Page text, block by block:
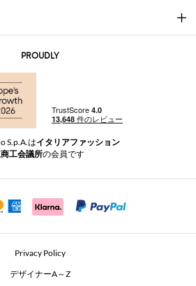
PROUDLY
S.p.A.はイタリアファッション
工会議所の会員です
Privacy Policy
デザイナーA～Z